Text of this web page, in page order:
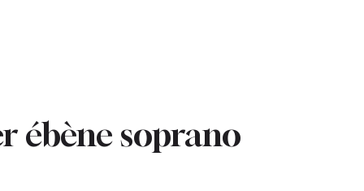
ébène soprano